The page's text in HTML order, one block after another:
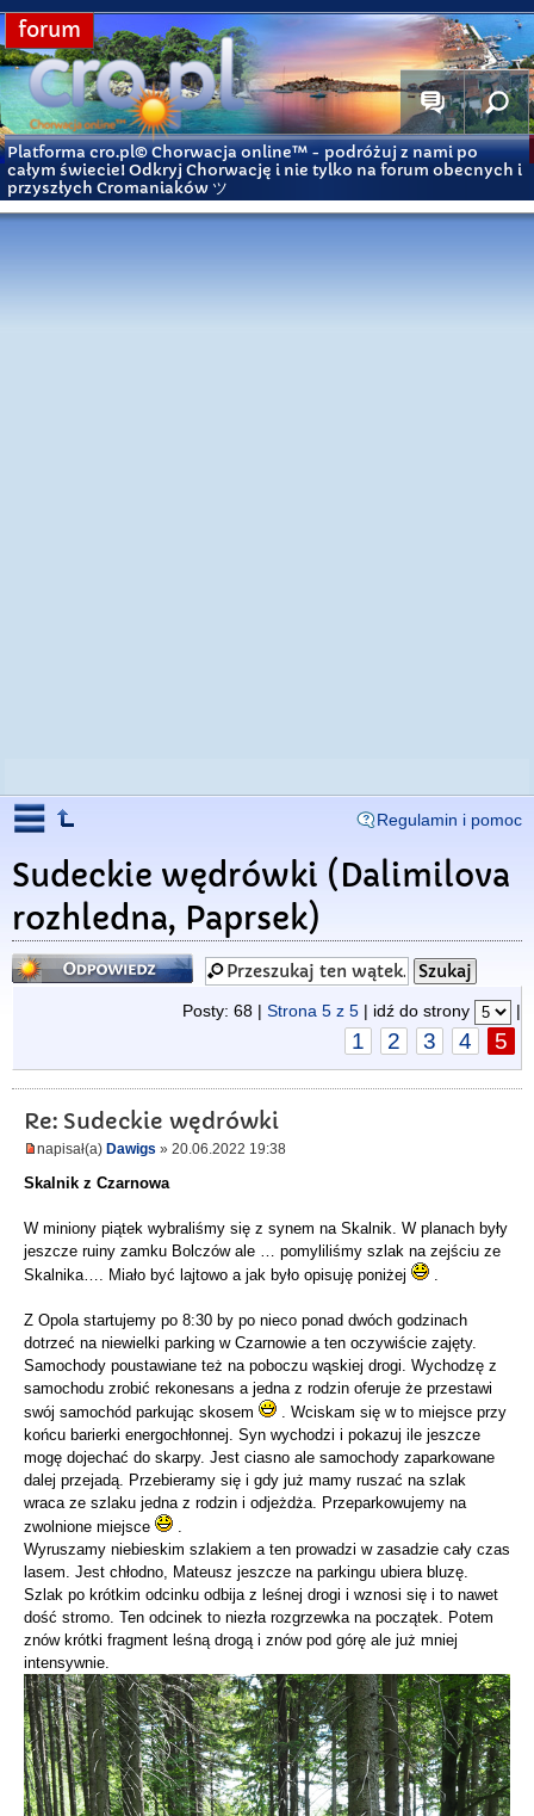
forum
Platforma cro.pl© Chorwacja online™ - podróżuj z nami po
całym świecie! Odkryj Chorwację i nie tylko na forum obecnych i
przyszłych Cromaniaków ツ
Regulamin i pomoc
Sudeckie wędrówki (Dalimilova
rozhledna, Paprsek)
Odpowiedz
Posty: 68 | Strona 5 z 5 | idź do strony |
1 2 3 4 5
Re: Sudeckie wędrówki
napisał(a) Dawigs » 20.06.2022 19:38
Skalnik z Czarnowa
W miniony piątek wybraliśmy się z synem na Skalnik. W planach były
jeszcze ruiny zamku Bolczów ale … pomyliliśmy szlak na zejściu ze
Skalnika…. Miało być lajtowo a jak było opisuję poniżej
Z Opola startujemy po 8:30 by po nieco ponad dwóch godzinach
dotrzeć na niewielki parking w Czarnowie a ten oczywiście zajęty.
Samochody poustawiane też na poboczu wąskiej drogi. Wychodzę z
samochodu zrobić rekonesans a jedna z rodzin oferuje że przestawi
swój samochód parkując skosem
. Wciskam się w to miejsce przy
końcu barierki energochłonnej. Syn wychodzi i pokazuj ile jeszcze
mogę dojechać do skarpy. Jest ciasno ale samochody zaparkowane
dalej przejadą. Przebieramy się i gdy już mamy ruszać na szlak
wraca ze szlaku jedna z rodzin i odjeżdża. Przeparkowujemy na
zwolnione miejsce
Wyruszamy niebieskim szlakiem a ten prowadzi w zasadzie cały czas
lasem. Jest chłodno, Mateusz jeszcze na parkingu ubiera bluzę.
Szlak po krótkim odcinku odbija z leśnej drogi i wznosi się i to nawet
dość stromo. Ten odcinek to niezła rozgrzewka na początek. Potem
znów krótki fragment leśną drogą i znów pod górę ale już mniej
intensywnie.